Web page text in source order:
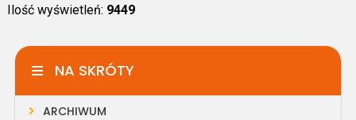
Ilość wyświetleń: 9449
NA SKRÓTY
ARCHIWUM